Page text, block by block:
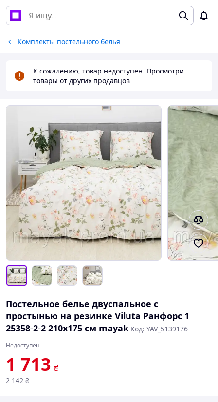
Комплекты постельного белья
К сожалению, товар недоступен. Просмотри
товары от других продавцов
Постельное белье двуспальное с
простынью на резинке Viluta Ранфорс 1
25358-2-2 210х175 см mayak Код: YAV_5139176
Недоступен
1 713 ₴
2 142 ₴